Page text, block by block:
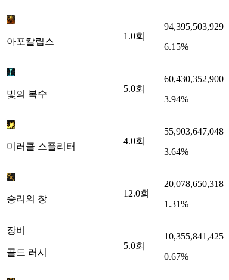
아포칼립스
1.0회
94,395,503,929
6.15%
빛의 복수
5.0회
60,430,352,900
3.94%
미러클 스플리터
4.0회
55,903,647,048
3.64%
승리의 창
12.0회
20,078,650,318
1.31%
장비
골드 러시
5.0회
10,355,841,425
0.67%